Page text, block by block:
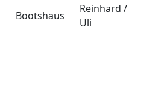
Bootshaus
Reinhard /
Uli